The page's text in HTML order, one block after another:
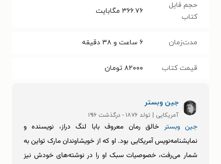
حجم فایل
کتاب
۳۶۶.۷۶ مگابایت
مدت‌زمان ۶ ساعت و ۳۸ دقیقه
قیمت کتاب ۸۲۰۰۰ تومان
جین وبستر
آمریکایی | تولد ۱۸۷۶ - درگذشت ۱۹۱۶
جین وبستر خالق رمان معروف بابا لنگ ‌دراز، نویسنده و
نمایشنامه‌نویس آمریکایی بود. او که از خویشاوندان مارک تواین به
شمار می‌‎رفت، خصوصیات سبک او را در نوشته‌های خودش نیز